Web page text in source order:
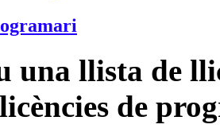
una llista de
de